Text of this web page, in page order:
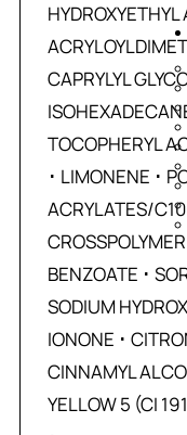
CAPRYLYL
TOCOPHERYL
･ LIMONENE ･
ACRYLATES/
BENZOATE ･
SODIUM
IONONE ･
CINNAMYL
YELLOW 5 (CI